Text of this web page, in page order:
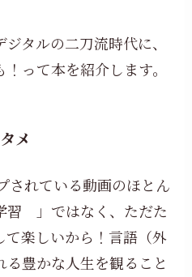
タルの二刀流時代に、
って本を紹介します。
メ
されている動画のほとん
習 」ではなく、ただた
楽しいから！言語（外
豊かな人生を観ること